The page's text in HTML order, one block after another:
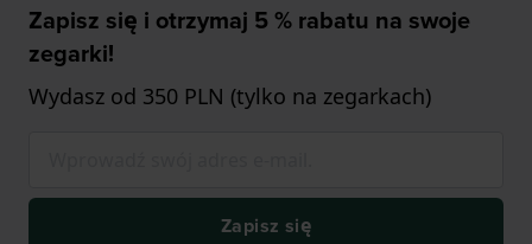
Zapisz się i otrzymaj 5 % rabatu na swoje
zegarki!
Wydasz od 350 PLN (tylko na zegarkach)
Zapisz się